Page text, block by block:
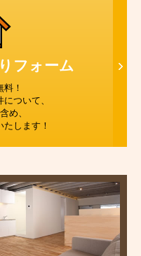
フォーム
！
ついて、
め、
します！